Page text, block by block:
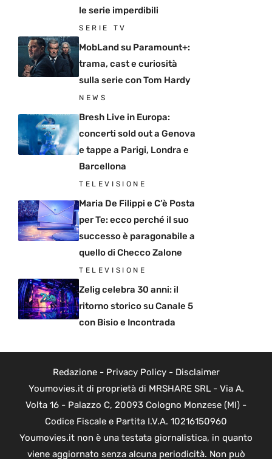
le serie imperdibili
SERIE TV
MobLand su Paramount+:
trama, cast e curiosità
sulla serie con Tom Hardy
NEWS
Bresh Live in Europa:
concerti sold out a Genova
e tappe a Parigi, Londra e
Barcellona
TELEVISIONE
Maria De Filippi e C’è Posta
per Te: ecco perché il suo
successo è paragonabile a
quello di Checco Zalone
TELEVISIONE
Zelig celebra 30 anni: il
ritorno storico su Canale 5
con Bisio e Incontrada
Redazione- Privacy Policy- Disclaimer
Youmovies.it di proprietà di MRSHARE SRL - Via A.
Volta 16 - Palazzo C, 20093 Cologno Monzese (MI) -
Codice Fiscale e Partita I.V.A. 10216150960
Youmovies.it non è una testata giornalistica, in quanto
viene aggiornato senza alcuna periodicità. Non può